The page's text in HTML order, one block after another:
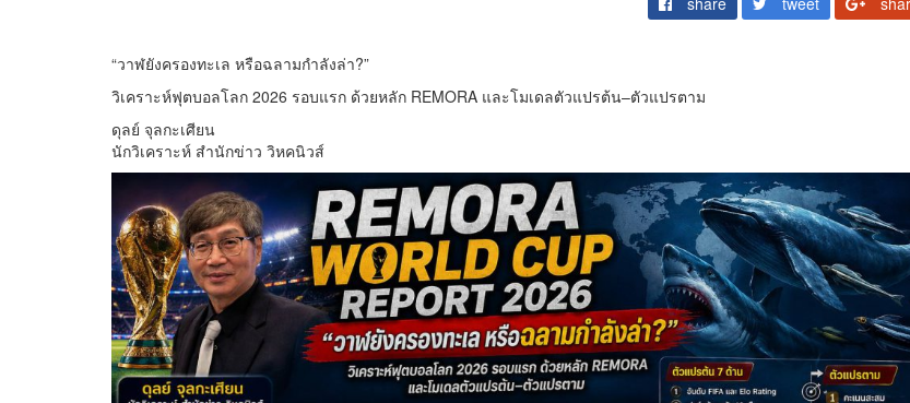
“วาฬยังครองทะเล หรือฉลามกำลังล่า?”
วิเคราะห์ฟุตบอลโลก 2026 รอบแรก ด้วยหลัก REMORA และโมเดลตัวแปรต้น–ตัวแปรตาม
ดุลย์ จุลกะเศียน
นักวิเคราะห์ สำนักข่าว วิหคนิวส์